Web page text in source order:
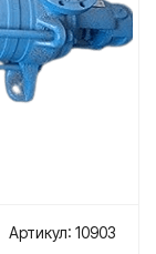
Артикул: 10903